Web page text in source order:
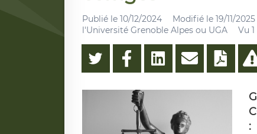
Publié le 10/12/2024 Modifié le 19/11/2025
l'Université Grenoble Alpes ou UGA
Vu
: